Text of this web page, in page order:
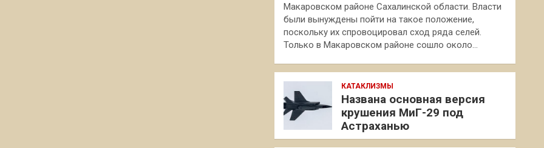
Макаровском районе Сахалинской области. Власти
были вынуждены пойти на такое положение,
поскольку их спровоцировал сход ряда селей.
Только в Макаровском районе сошло около…
КАТАКЛИЗМЫ
Названа основная версия
крушения МиГ-29 под
Астраханью